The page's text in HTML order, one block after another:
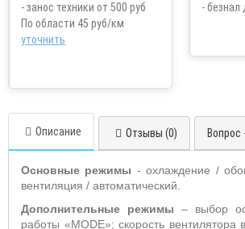
- занос техники от 500 руб
По области 45 руб/км
уточнить
- безнал
Описание Отзывы (0) Вопрос
Основные режимы - охлаждение /
вентиляция / автоматический.
Дополнительные режимы – выбор
работы «MODE»;скорость вентилятора